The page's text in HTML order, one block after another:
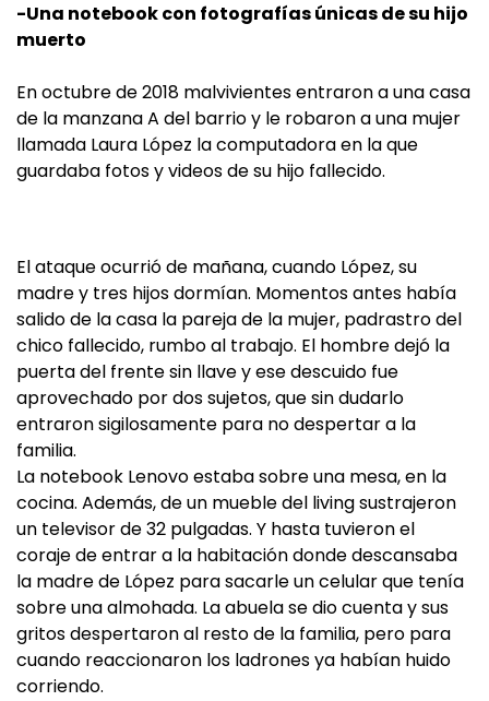
-Una notebook con fotografías únicas de su hijo
muerto
En octubre de 2018 malvivientes entraron a una casa
de la manzana A del barrio y le robaron a una mujer
llamada Laura López la computadora en la que
guardaba fotos y videos de su hijo fallecido.
El ataque ocurrió de mañana, cuando López, su
madre y tres hijos dormían. Momentos antes había
salido de la casa la pareja de la mujer, padrastro del
chico fallecido, rumbo al trabajo. El hombre dejó la
puerta del frente sin llave y ese descuido fue
aprovechado por dos sujetos, que sin dudarlo
entraron sigilosamente para no despertar a la
familia.
La notebook Lenovo estaba sobre una mesa, en la
cocina. Además, de un mueble del living sustrajeron
un televisor de 32 pulgadas. Y hasta tuvieron el
coraje de entrar a la habitación donde descansaba
la madre de López para sacarle un celular que tenía
sobre una almohada. La abuela se dio cuenta y sus
gritos despertaron al resto de la familia, pero para
cuando reaccionaron los ladrones ya habían huido
corriendo.